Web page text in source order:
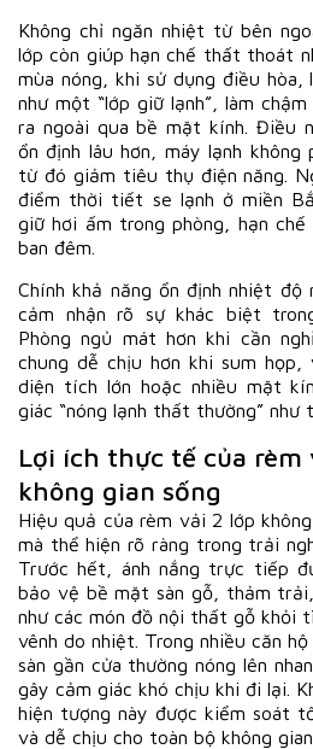
Không chỉ ngăn nhiệt từ bên
lớp còn giúp hạn chế thất thoát
mùa nóng, khi sử dụng điều
như một “lớp giữ lạnh”, làm
ra ngoài qua bề mặt kính. Điều
ổn định lâu hơn, máy lạnh không
từ đó giảm tiêu thụ điện năng.
điểm thời tiết se lạnh ở miền
giữ hơi ấm trong phòng, hạn
ban đêm.
Chính khả năng ổn định nhiệt độ
cảm nhận rõ sự khác biệt
Phòng ngủ mát hơn khi cần
chung dễ chịu hơn khi sum họp,
diện tích lớn hoặc nhiều mặt
giác “nóng lạnh thất thường” như
Lợi ích thực tế của rèm
không gian sống
Hiệu quả của rèm vải 2 lớp
mà thể hiện rõ ràng trong trải
Trước hết, ánh nắng trực tiếp
bảo vệ bề mặt sàn gỗ, thảm
như các món đồ nội thất gỗ khỏi
vênh do nhiệt. Trong nhiều căn
sàn gần cửa thường nóng lên
gây cảm giác khó chịu khi đi lại.
hiện tượng này được kiểm soát
và dễ chịu cho toàn bộ không gian.